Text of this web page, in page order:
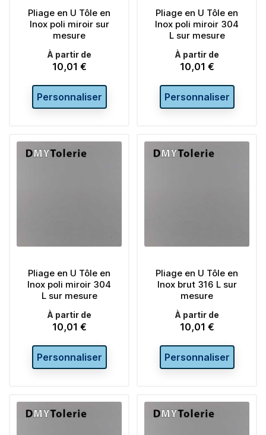
Pliage en U Tôle en
Inox poli miroir sur
mesure
À partir de
Prix
10,01 €
Personnaliser
Pliage en U Tôle en
Inox poli miroir 304
L sur mesure
À partir de
Prix
10,01 €
Personnaliser
Pliage en U Tôle en
Inox poli miroir 304
L sur mesure
À partir de
Prix
10,01 €
Personnaliser
Pliage en U Tôle en
Inox brut 316 L sur
mesure
À partir de
Prix
10,01 €
Personnaliser